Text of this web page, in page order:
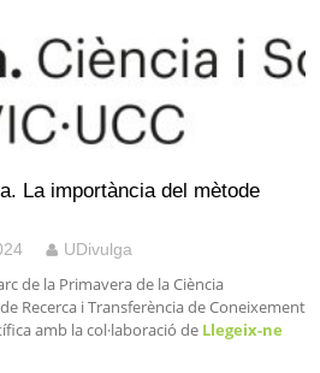
La importància del mètode
UDivulga
de la Primavera de la Ciència
Recerca i Transferència de Coneixement
amb la col·laboració de Llegeix-ne